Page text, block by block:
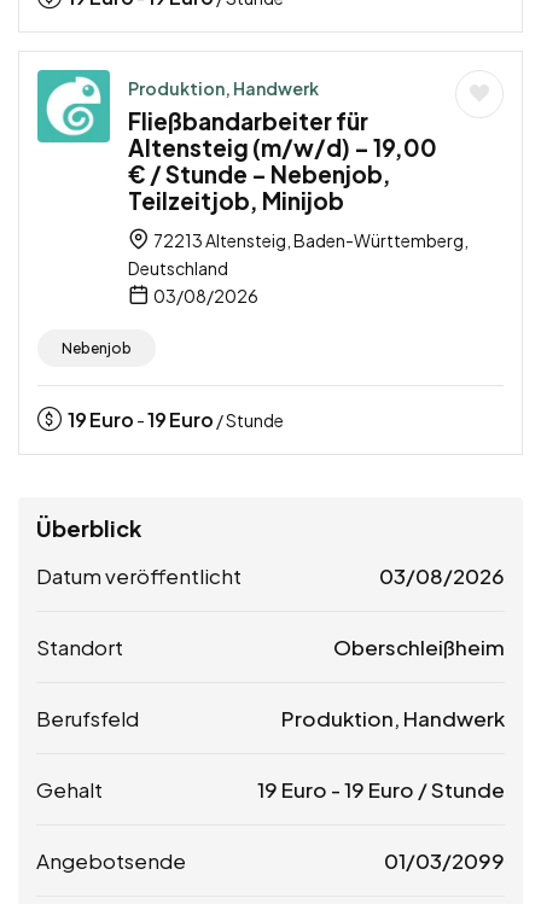
Produktion, Handwerk
Fließbandarbeiter für
Altensteig (m/w/d) – 19,00
€ / Stunde – Nebenjob,
Teilzeitjob, Minijob
72213 Altensteig, Baden-Württemberg,
Deutschland
03/08/2026
Nebenjob
19Euro -19Euro / Stunde
Überblick
Datum veröffentlicht 03/08/2026
Standort Oberschleißheim
Berufsfeld Produktion, Handwerk
Gehalt 19 Euro -19 Euro / Stunde
Angebotsende 01/03/2099